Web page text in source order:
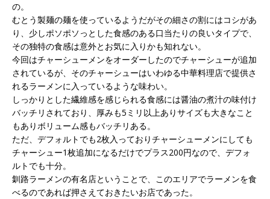
の。
むとう製麺の麺を使っているようだがその細さの割にはコシがあ
り、少しポソポソっとした食感のある口当たりの良いタイプで、
その独特の食感は意外とお気に入りかも知れない。
今回はチャーシューメンをオーダーしたのでチャーシューが追加
されているが、そのチャーシューはいわゆる中華料理店で提供さ
れるラーメンに入っているような味わい。
しっかりとした繊維感を感じられる食感には醤油の煮汁の味付け
バッチリされており、厚みも5ミリ以上ありサイズも大きなこと
もありボリューム感もバッチリある。
ただ、デフォルトでも2枚入っておりチャーシューメンにしても
チャーシュー1枚追加になるだけでプラス200円なので、デフォ
ルトでも十分。
釧路ラーメンの有名店ということで、このエリアでラーメンを食
べるのであれば押さえておきたいお店であった。